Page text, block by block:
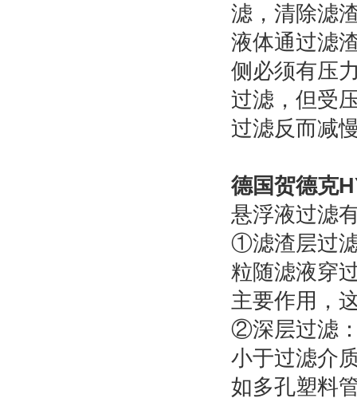
滤，清除滤
液体通过滤
侧必须有压
过滤，但受
过滤反而减
德国贺德克
悬浮液过滤
①滤渣层过
粒随滤液穿
主要作用，
②深层过滤
小于过滤介
如多孔塑料